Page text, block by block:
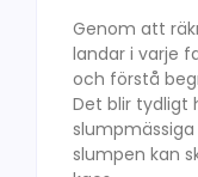
Genom att
landar i varje
och förstå
Det blir tydligt
slumpen kan